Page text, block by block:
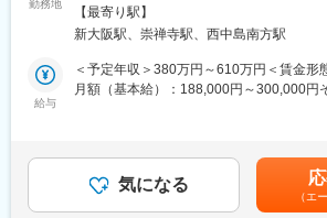
■キャリアパス
と、チームのプロジェクトの進捗管理や
ています。更に管理職であるマネージャ
■研修制度
・導入研修(入社後2週間の座学研修)ビジ
験）のスムーズな進行を支援します。
・患者様に対して：
治験の説明補助や治験スケジュール説明
的なケア
実施している治験に関する情報を担当者
勤務地 煙対策：屋内全面禁煙変更の範囲：会社の
【最寄り駅】
新大阪駅、崇禅寺駅、西中島南方駅
給与
＜予定年収＞380万円～610万円＜賃金形
月額（基本給）：188,000円～300,000円
業手当＞有＜給与補足＞■月給制+賞与と
です。■優秀成績者は別途5万円、3万円、
（月3人程度）。■出張（外勤）手当有り
気になる
（エ